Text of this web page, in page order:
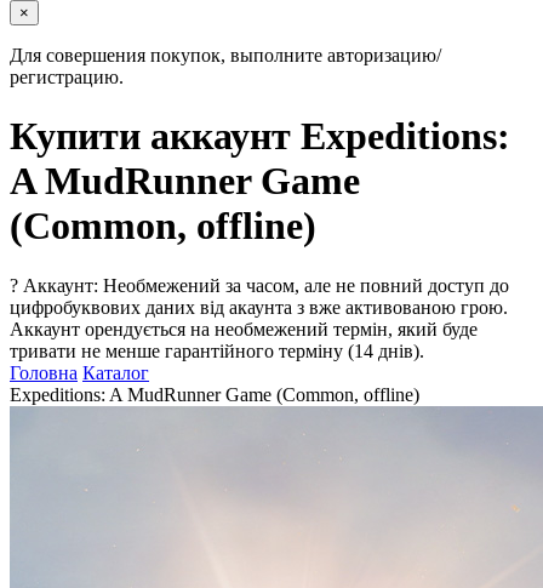
×
Для совершения покупок, выполните авторизацию/
регистрацию.
Купити аккаунт Expeditions:
A MudRunner Game
(Common, offline)
? Аккаунт: Необмежений за часом, але не повний доступ до
цифробуквових даних від акаунта з вже активованою грою.
Аккаунт орендується на необмежений термін, який буде
тривати не менше гарантійного терміну (14 днів).
Головна Каталог
Expeditions: A MudRunner Game (Common, offline)